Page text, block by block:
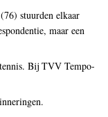
stuurden elkaar
maar een
Bij TVV Tempo-